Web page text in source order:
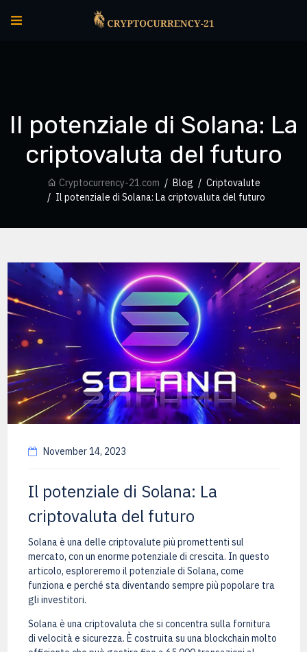
Il potenziale di Solana: La
criptovaluta del futuro
Cryptocurrency-21.com Blog
Criptovalute
Il potenziale di Solana: La criptovaluta del futuro
November 14, 2023
Il potenziale di Solana: La
criptovaluta del futuro
Solana è una delle criptovalute più promettenti sul
mercato, con un enorme potenziale di crescita. In questo
articolo, esploreremo il potenziale di Solana, come
funziona e perché sta diventando sempre più popolare tra
gli investitori.
Solana è una criptovaluta che si concentra sulla fornitura
di velocità e sicurezza. È costruita su una blockchain molto